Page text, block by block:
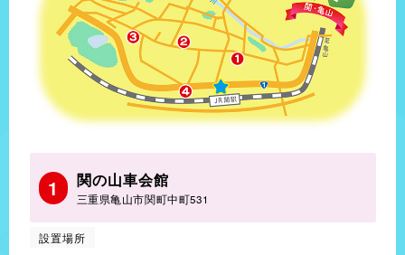
1 関の山車会館
三重県亀山市関町中町531
設置場所